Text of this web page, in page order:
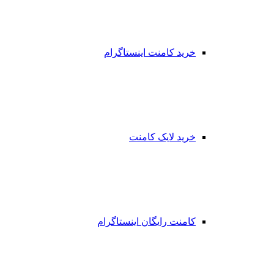
خرید کامنت اینستاگرام
خرید لایک کامنت
کامنت رایگان اینستاگرام